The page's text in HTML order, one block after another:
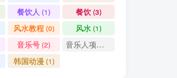
餐饮人 (1) 餐饮(3)
风水教程 (0) 风水 (1)
音乐号(2) 音乐人项目
韩国动漫 (1)